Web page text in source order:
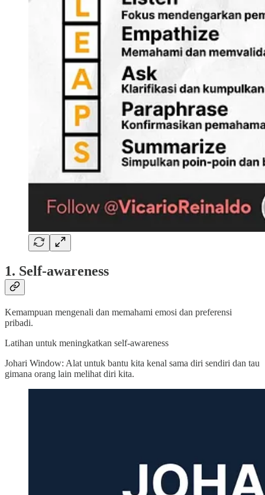
1. Self-awareness
Kemampuan mengenali dan memahami emosi dan preferensi
pribadi.
Latihan untuk meningkatkan self-awareness
Johari Window: Alat untuk bantu kita kenal sama diri sendiri dan tau
gimana orang lain melihat diri kita.